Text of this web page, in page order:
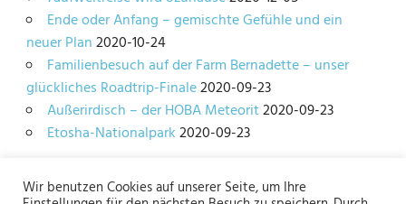
Ende oder Anfang – gemischte Gefühle und ein
neuer Plan2020-10-24
Familienbesuch auf der Farm Bernadette – unser
glückliches Roadtrip-Finale2020-09-23
Außerirdisch – der HOBA Meteorit2020-09-23
Etosha-Nationalpark2020-09-23
Wir benutzen Cookies auf unserer Seite, um Ihre